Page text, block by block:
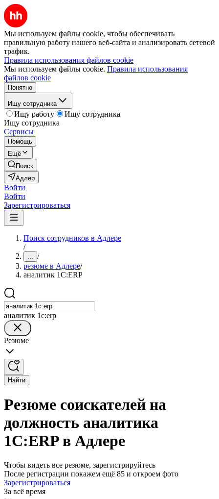
Мы используем файлы cookie, чтобы обеспечивать
правильную работу нашего веб-сайта и анализировать сетевой
трафик.
Правила использования файлов cookie
Мы используем файлы cookie. Правила использования
файлов cookie
Понятно
Ищу сотрудника
Ищу работу
Ищу сотрудника
Ищу сотрудника
Сервисы
Помощь
Ещё
Поиск
Адлер
Войти
Войти
Зарегистрироваться
Поиск сотрудников в Адлере
/
... /
резюме в Адлере/
аналитик 1С:ERP
аналитик 1с:erp
Резюме
Найти
Резюме соискателей на
должность аналитика
1С:ERP в Адлере
Чтобы видеть все резюме, зарегистрируйтесь
После регистрации покажем ещё 85 и откроем фото
Зарегистрироваться
За всё время